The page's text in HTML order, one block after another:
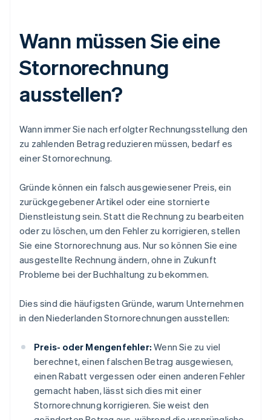
Wann müssen Sie eine
Stornorechnung
ausstellen?
Wann immer Sie nach erfolgter Rechnungsstellung den
zu zahlenden Betrag reduzieren müssen, bedarf es
einer Stornorechnung.
Gründe können ein falsch ausgewiesener Preis, ein
zurückgegebener Artikel oder eine stornierte
Dienstleistung sein. Statt die Rechnung zu bearbeiten
oder zu löschen, um den Fehler zu korrigieren, stellen
Sie eine Stornorechnung aus. Nur so können Sie eine
ausgestellte Rechnung ändern, ohne in Zukunft
Probleme bei der Buchhaltung zu bekommen.
Dies sind die häufigsten Gründe, warum Unternehmen
in den Niederlanden Stornorechnungen ausstellen:
Preis- oder Mengenfehler: Wenn Sie zu viel
berechnet, einen falschen Betrag ausgewiesen,
einen Rabatt vergessen oder einen anderen Fehler
gemacht haben, lässt sich dies mit einer
Stornorechnung korrigieren. Sie weist den